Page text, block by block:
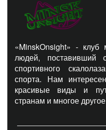
«MinskOnsight» - клуб
людей, поставивший
спортивного
спорта. Нам
красивые виды и
странам и многое